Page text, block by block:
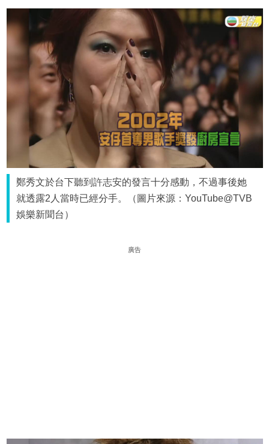
鄭秀文於台下聽到許志安的發言十分感動，不過事後她
就透露2人當時已經分手。（圖片來源：YouTube@TVB
娛樂新聞台）
廣告